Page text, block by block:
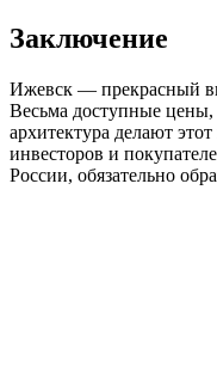
Заключение
Ижевск — прекрасный
Весьма доступные цены,
архитектура делают
инвесторов и
России, обязательно